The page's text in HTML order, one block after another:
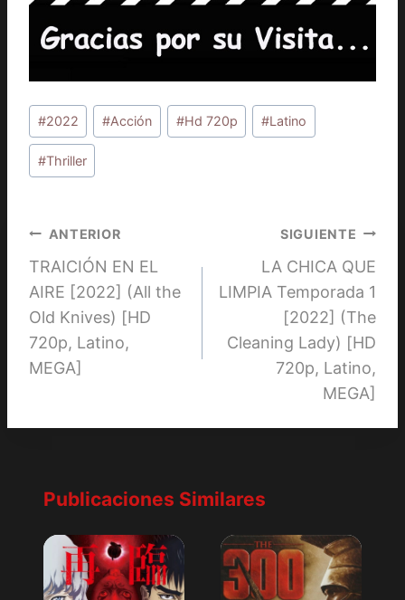
Etiquetas
de
la
#2022 #Acción #Hd 720p #Latino
#Thriller
Navegación
de
entradas
ANTERIOR
TRAICIÓN EN EL
AIRE [2022] (All the
Old Knives) [HD
720p, Latino,
MEGA]
SIGUIENTE
LA CHICA QUE
LIMPIA Temporada 1
[2022] (The
Cleaning Lady) [HD
720p, Latino,
MEGA]
Publicaciones Similares